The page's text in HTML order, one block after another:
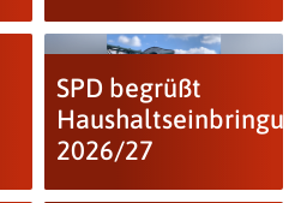
SPD begrüßt
2026/27